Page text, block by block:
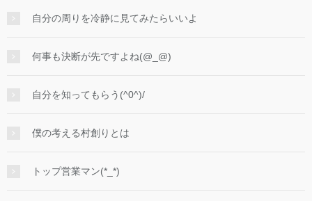
自分の周りを冷静に見てみたらいいよ
何事も決断が先ですよね(@_@)
自分を知ってもらう(^0^)/
僕の考える村創りとは
トップ営業マン(*_*)